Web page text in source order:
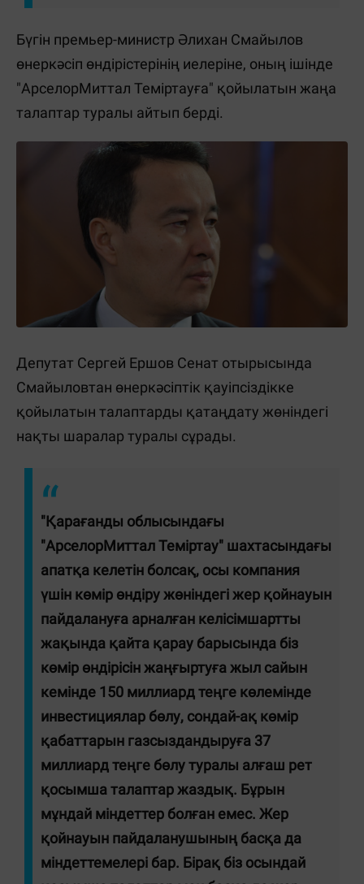
Бүгін премьер-министр Әлихан Смайылов
өнеркәсіп өндірістерінің иелеріне, оның ішінде
"АрселорМиттал Теміртауға" қойылатын жаңа
талаптар туралы айтып берді.
Депутат Сергей Ершов Сенат отырысында
Смайыловтан өнеркәсіптік қауіпсіздікке
қойылатын талаптарды қатаңдату жөніндегі
нақты шаралар туралы сұрады.
"Қарағанды облысындағы
"АрселорМиттал Теміртау" шахтасындағы
апатқа келетін болсақ, осы компания
үшін көмір өндіру жөніндегі жер қойнауын
пайдалануға арналған келісімшартты
жақында қайта қарау барысында біз
көмір өндірісін жаңғыртуға жыл сайын
кемінде 150 миллиард теңге көлемінде
инвестициялар бөлу, сондай-ақ көмір
қабаттарын газсыздандыруға 37
миллиард теңге бөлу туралы алғаш рет
қосымша талаптар жаздық. Бұрын
мұндай міндеттер болған емес. Жер
қойнауын пайдаланушының басқа да
міндеттемелері бар. Бірақ біз осындай